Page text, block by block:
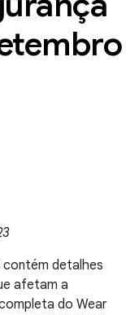
contém detalhes
afetam a
do Wear